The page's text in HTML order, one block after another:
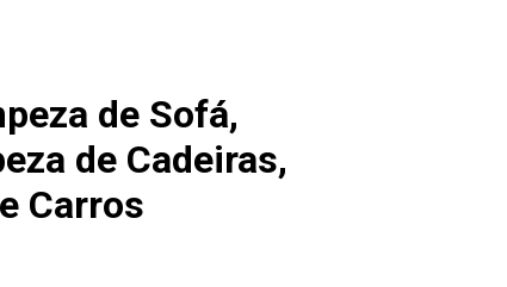
de Sofá,
de Cadeiras,
Carros